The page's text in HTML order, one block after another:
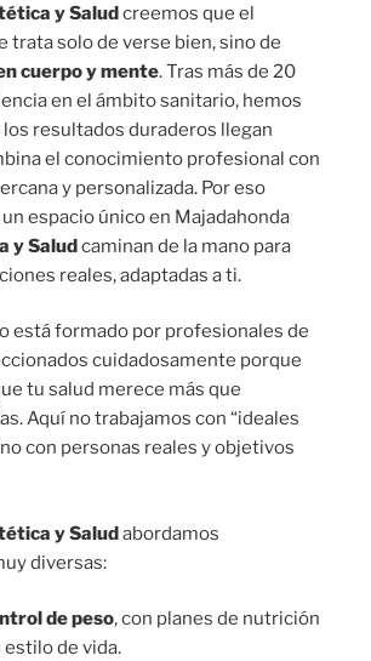
y Saludcreemos que el
trata solo de verse bien, sino de
cuerpo y mente. Tras más de 20
en el ámbito sanitario, hemos
resultados duraderos llegan
el conocimiento profesional con
y personalizada. Por eso
espacio único en Majadahonda
y Saludcaminan de la mano para
reales, adaptadas a ti.
está formado por profesionales de
cuidadosamente porque
tu salud merece más que
Aquí no trabajamos con “ideales
con personas reales y objetivos
y Saludabordamos
diversas:
de peso, con planes de nutrición
estilo de vida.